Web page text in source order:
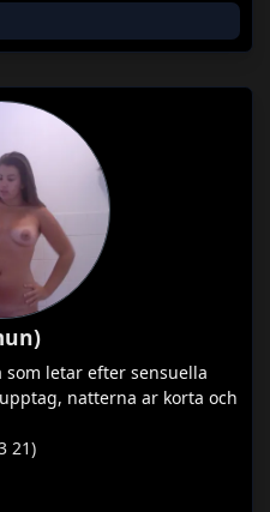
som letar efter sensuella
natterna ar korta och
21)